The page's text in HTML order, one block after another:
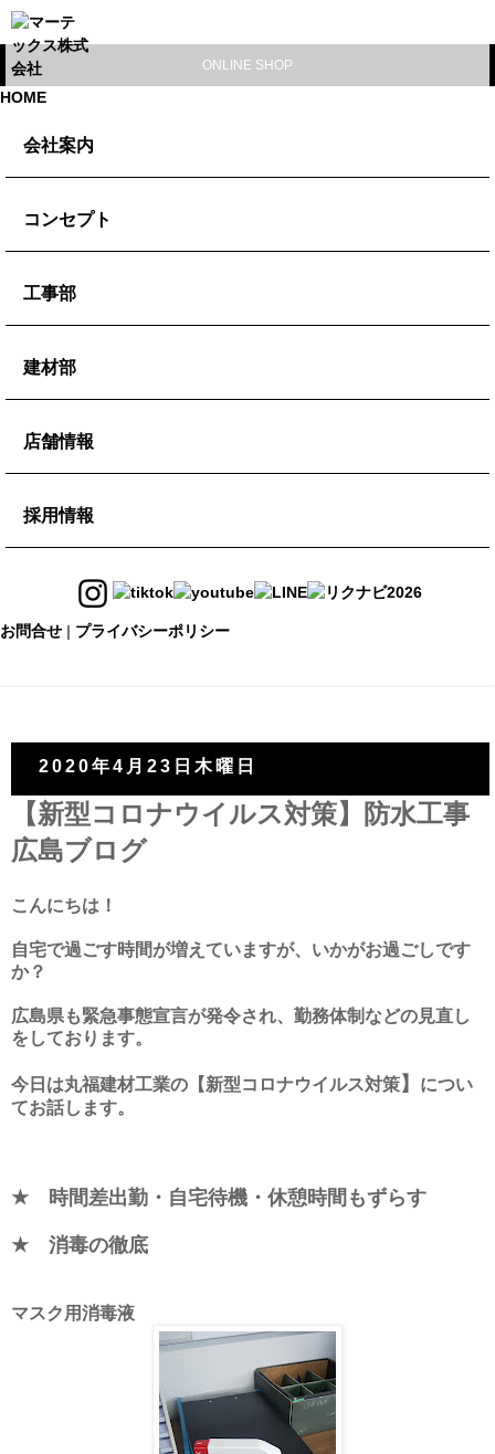
ONLINE SHOP
HOME
会社案内
会社概要
ブログ
コンセプト
ミッション
ビジョン
工事部
防水工事
外壁改修
建材部
防水副資材
タイル
店舗情報
イベント予約
DIYメンバー登録
ONLINE SHOP
採用情報
採用情報
オープンカンパニー
お問合せ | プライバシーポリシー
2020年4月23日木曜日
【新型コロナウイルス対策】防水工事
広島ブログ
こんにちは！
自宅で過ごす時間が増えていますが、いかがお過ごしです
か？
広島県も緊急事態宣言が発令され、勤務体制などの見直し
をしております。
今日は丸福建材工業の【新型コロナウイルス対策】
につい
てお話します。
★ 時間差出勤・自宅待機・休憩時間もずらす
★ 消毒の徹底
マスク用消毒液